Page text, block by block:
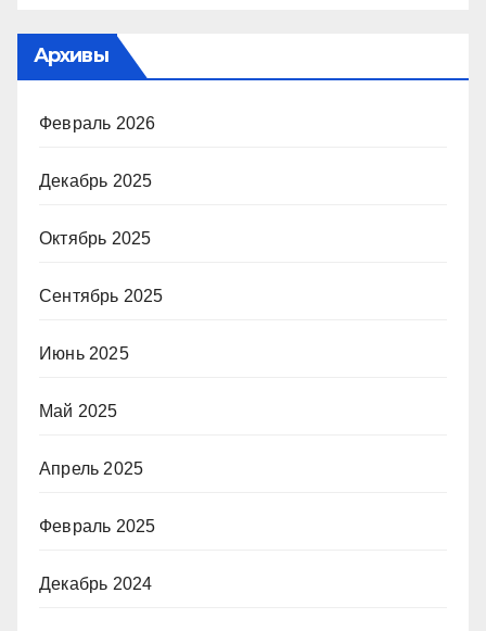
Архивы
Февраль 2026
Декабрь 2025
Октябрь 2025
Сентябрь 2025
Июнь 2025
Май 2025
Апрель 2025
Февраль 2025
Декабрь 2024